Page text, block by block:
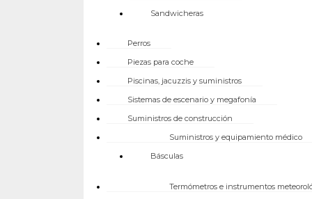
Sandwicheras
Perros
Piezas para coche
Piscinas, jacuzzis y suministros
Sistemas de escenario y megafonía
Suministros de construcción
Suministros y equipamiento médico
Básculas
Termómetros e instrumentos